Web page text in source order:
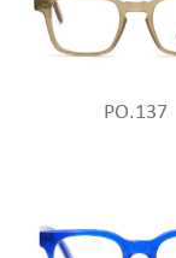
PO.137